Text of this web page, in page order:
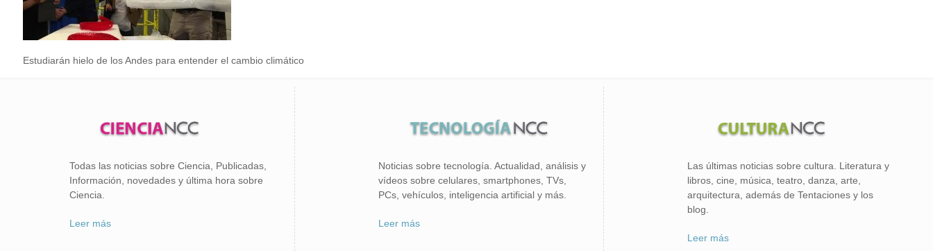
Estudiarán hielo de los Andes para entender el cambio climático
Todas las noticias sobre Ciencia, Publicadas,
Información, novedades y última hora sobre
Ciencia.
Leer más
Noticias sobre tecnología. Actualidad, análisis y
vídeos sobre celulares, smartphones, TVs,
PCs, vehículos, inteligencia artificial y más.
Leer más
Las últimas noticias sobre cultura. Literatura y
libros, cine, música, teatro, danza, arte,
arquitectura, además de Tentaciones y los
blog.
Leer más